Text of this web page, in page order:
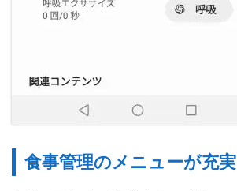
食事管理のメニューが充実